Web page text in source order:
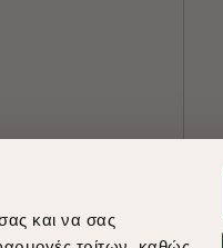
και να σας